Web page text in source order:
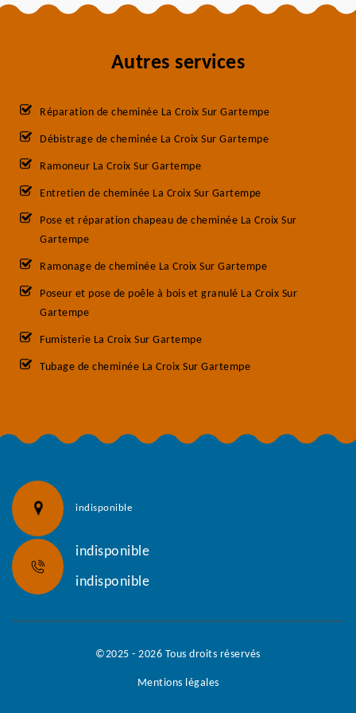
Autres services
Réparation de cheminée La Croix Sur Gartempe
Débistrage de cheminée La Croix Sur Gartempe
Ramoneur La Croix Sur Gartempe
Entretien de cheminée La Croix Sur Gartempe
Pose et réparation chapeau de cheminée La Croix Sur
Gartempe
Ramonage de cheminée La Croix Sur Gartempe
Poseur et pose de poêle à bois et granulé La Croix Sur
Gartempe
Fumisterie La Croix Sur Gartempe
Tubage de cheminée La Croix Sur Gartempe
indisponible
indisponible
indisponible
©2025 - 2026 Tous droits réservés
Mentions légales